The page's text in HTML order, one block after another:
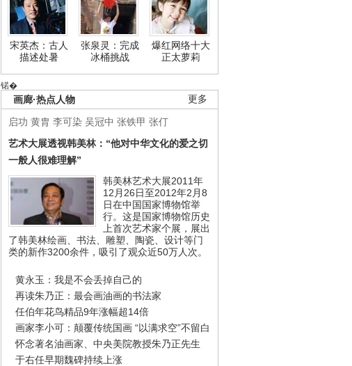
宋英杰：古人
描述处暑
张泉灵：完成
冰桶挑战
爆红网络十大
正太萝莉
锘�
更多
画廊·热点人物
启功 黄胄 李可染 吴冠中 张铁甲 张仃
艺术大展透视韩美林：“他对中华文化的爱之切
一般人很难理解”
韩美林艺术大展2011年
12月26日至2012年2月8
日在中国国家博物馆举
行。这是国家博物馆历史
上首次艺术家个展，展出
了韩美林绘画、书法、雕塑、陶瓷、设计等门
类的新作3200余件，吸引了观众近50万人次。
黄永玉：我是不会丢掉自己的
再读朱乃正：最会画油画的书法家
任伯年花鸟精品9年涨幅超14倍
画家李小可：颠覆传统国画 “以满求空”不留白
怀念著名油画家、中央美院教授朱乃正先生
于右任早期魏碑持续上涨